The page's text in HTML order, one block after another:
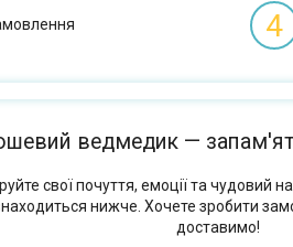
4
ведмедик —
свої почуття, емоції та чудовий
нижче. Хочете зробити
доставимо!